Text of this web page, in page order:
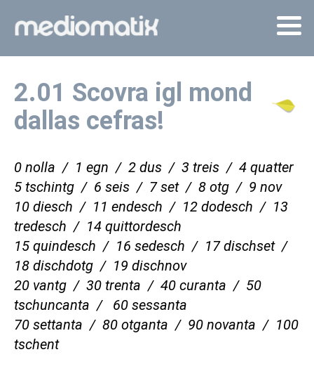
2.01 Scovra igl mond
dallas cefras!
0 nolla / 1 egn / 2 dus / 3 treis / 4 quatter
5 tschintg / 6 seis / 7 set / 8 otg / 9 nov
10 diesch / 11 endesch / 12 dodesch / 13
tredesch / 14 quittordesch
15 quindesch / 16 sedesch / 17 dischset /
18 dischdotg / 19 dischnov
20 vantg / 30 trenta / 40 curanta / 50
tschuncanta / 60 sessanta
70 settanta / 80 otganta / 90 novanta / 100
tschent